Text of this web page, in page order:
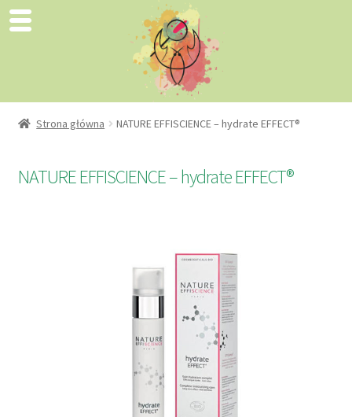
Strona główna NATURE EFFISCIENCE – hydrate EFFECT®
NATURE EFFISCIENCE – hydrate EFFECT®